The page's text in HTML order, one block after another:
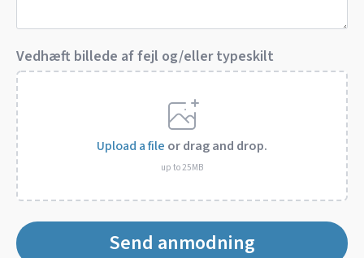
Vedhæft billede af fejl og/eller typeskilt
Upload a file or drag and drop.
up to 25MB
Send anmodning